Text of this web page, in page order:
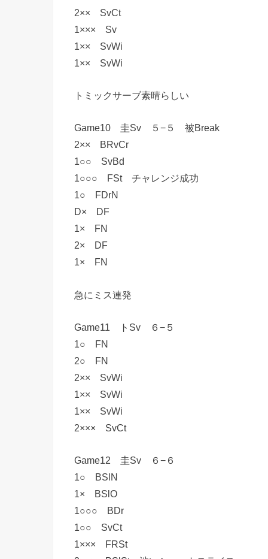
2×× SvCt
1××× Sv
1×× SvWi
1×× SvWi
トミックサーブ素晴らしい
Game10 圭Sv ５−５ 被Break
2×× BRvCr
1○○ SvBd
1○○○ FSt チャレンジ成功
1○ FDrN
D× DF
1× FN
2× DF
1× FN
急にミス連発
Game11 トSv ６−５
1○ FN
2○ FN
2×× SvWi
1×× SvWi
1×× SvWi
2××× SvCt
Game12 圭Sv ６−６
1○ BSlN
1× BSlO
1○○○ BDr
1○○ SvCt
1××× FRSt